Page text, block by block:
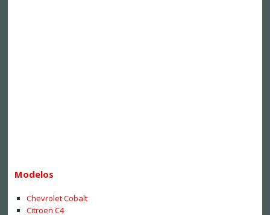
Modelos
Chevrolet Cobalt
Citroen C4